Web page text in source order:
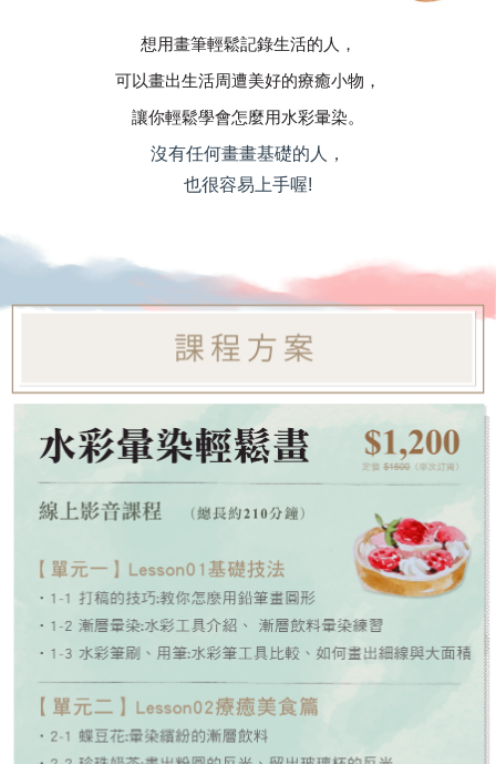
想用畫筆輕鬆記錄生活的人，
可以畫出生活周遭美好的療癒小物，
讓你輕鬆學會怎麼用水彩暈染。
沒有任何畫畫基礎的人，
也很容易上手喔!